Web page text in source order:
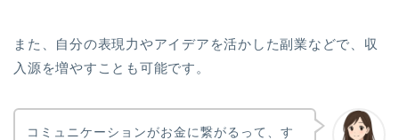
また、自分の表現力やアイデアを活かした副業などで、収
入源を増やすことも可能です。
コミュニケーションがお金に繋がるって、す